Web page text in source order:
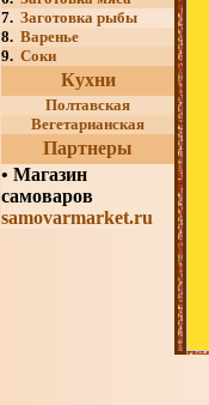
7. Заготовка рыбы
8. Варенье
9. Соки
Кухни
Полтавская
Вегетарианская
Партнеры
• Магазин
самоваров
samovarmarket.ru